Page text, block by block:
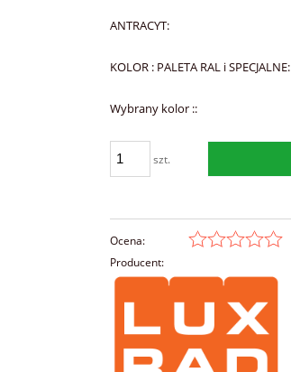
ANTRACYT:
KOLOR : PALETA RAL i SPECJALNE:
Wybrany kolor ::
szt.
Ocena:
Producent: